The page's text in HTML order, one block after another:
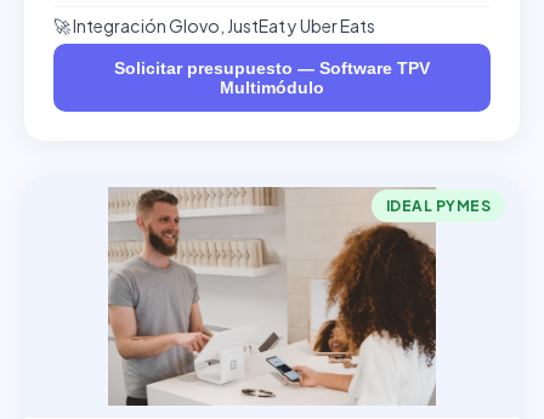
🚀 Integración Glovo, JustEat y Uber Eats
Solicitar presupuesto — Software TPV
Multimódulo
IDEAL PYMES